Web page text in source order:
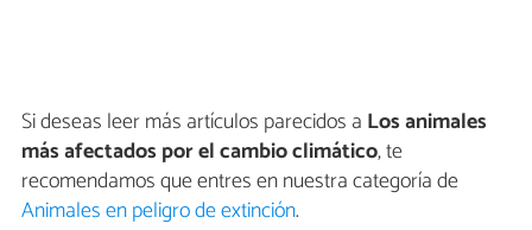
Si deseas leer más artículos parecidos a Los animales
más afectados por el cambio climático, te
recomendamos que entres en nuestra categoría de
Animales en peligro de extinción.